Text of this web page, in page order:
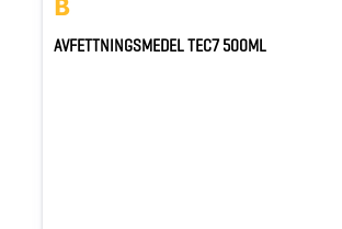
AVFETTNINGSMEDEL TEC7 500ML